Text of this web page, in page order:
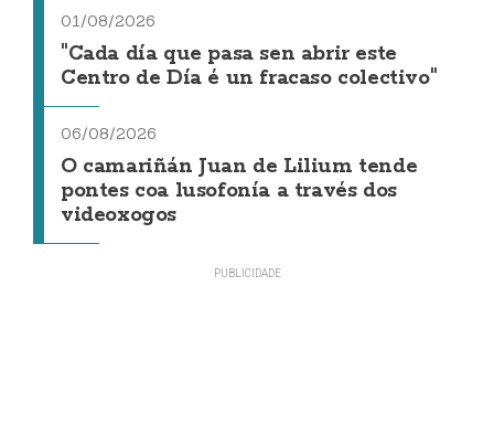
01/08/2026
"Cada día que pasa sen abrir este
Centro de Día é un fracaso colectivo"
06/08/2026
O camariñán Juan de Lilium tende
pontes coa lusofonía a través dos
videoxogos